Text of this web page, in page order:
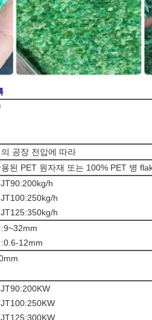
공장 전압에 따라
된 PET 원자재 또는 100% PET 병
h
h
h
:0.6-12mm